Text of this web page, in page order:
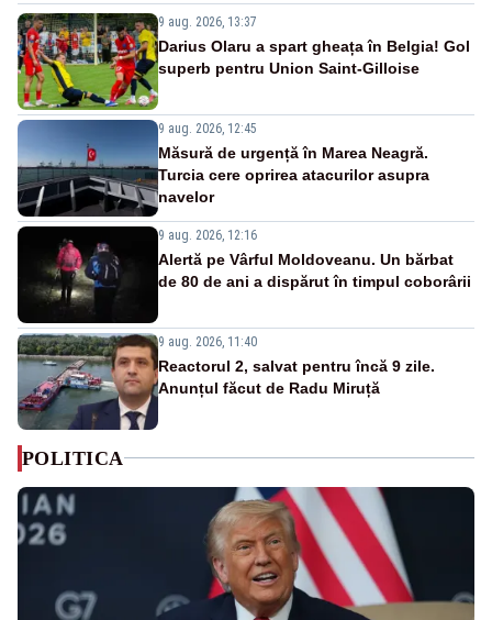
9 aug. 2026, 13:37
Darius Olaru a spart gheața în Belgia! Gol
superb pentru Union Saint-Gilloise
9 aug. 2026, 12:45
Măsură de urgență în Marea Neagră.
Turcia cere oprirea atacurilor asupra
navelor
9 aug. 2026, 12:16
Alertă pe Vârful Moldoveanu. Un bărbat
de 80 de ani a dispărut în timpul coborârii
9 aug. 2026, 11:40
Reactorul 2, salvat pentru încă 9 zile.
Anunțul făcut de Radu Miruță
POLITICA